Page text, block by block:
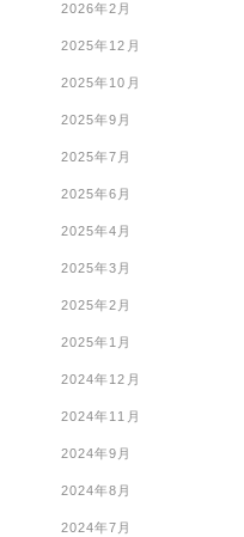
2026年2月
2025年12月
2025年10月
2025年9月
2025年7月
2025年6月
2025年4月
2025年3月
2025年2月
2025年1月
2024年12月
2024年11月
2024年9月
2024年8月
2024年7月